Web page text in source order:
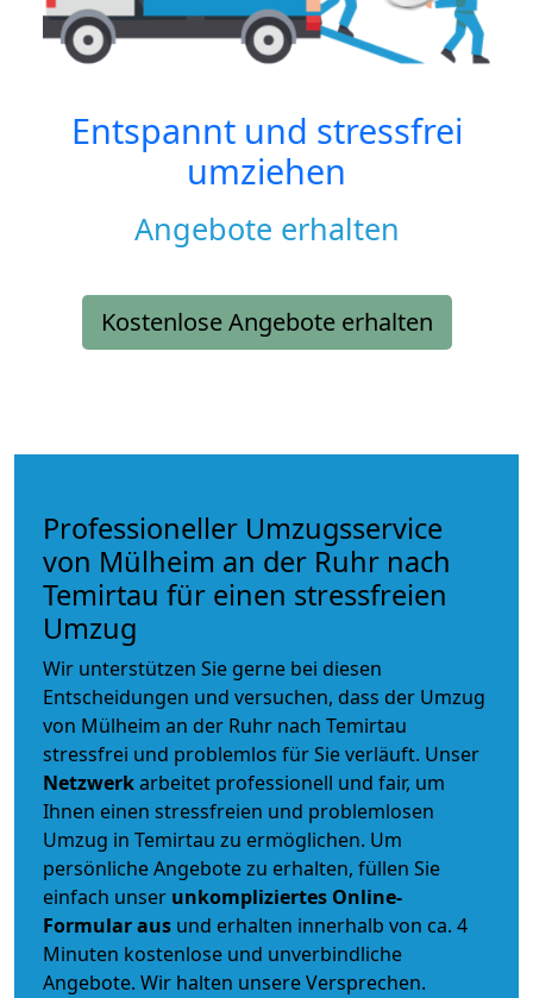
Entspannt und stressfrei
umziehen
Angebote erhalten
Kostenlose Angebote erhalten
Professioneller Umzugsservice
von Mülheim an der Ruhr nach
Temirtau für einen stressfreien
Umzug
Wir unterstützen Sie gerne bei diesen
Entscheidungen und versuchen, dass der Umzug
von Mülheim an der Ruhr nach Temirtau
stressfrei und problemlos für Sie verläuft. Unser
Netzwerkarbeitet professionell und fair, um
Ihnen einen stressfreien und problemlosen
Umzug in Temirtau zu ermöglichen. Um
persönliche Angebote zu erhalten, füllen Sie
einfach unser unkompliziertes Online-
Formular aus und erhalten innerhalb von ca. 4
Minuten kostenlose und unverbindliche
Angebote. Wir halten unsere Versprechen.